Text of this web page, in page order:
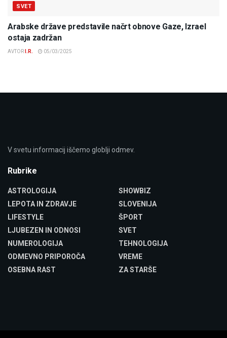
SVET
Arabske države predstavile načrt obnove Gaze, Izrael
ostaja zadržan
AVTOR I.R. 05/03/2025
V svetu informacij iščemo globlji odmev.
Rubrike
ASTROLOGIJA
LEPOTA IN ZDRAVJE
LIFESTYLE
LJUBEZEN IN ODNOSI
NUMEROLOGIJA
ODMEVNO PRIPOROČA
OSEBNA RAST
SHOWBIZ
SLOVENIJA
ŠPORT
SVET
TEHNOLOGIJA
VREME
ZA STARŠE